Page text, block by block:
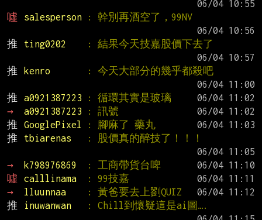
噓
salesperson
: 幹別再酒空了，99NV
推
ting0202
: 結果今天技嘉股價下去了
推
kenro
: 今天大部分的幾乎都殺吧
推
a0921387223 : 循環其實是玻璃
→
a0921387223 : 訊號
推
GooglePixel : 腳麻了 藥丸
推
tbiarenas
: 股價真的醉技了！！！
→
k798976869 : 工商帶貨台啤
噓
calllinama : 99技嘉
→
lluunnaa : 黃爸要去上劉QUIZ
推
inuwanwan
: Chill到懷疑這是ai圖….